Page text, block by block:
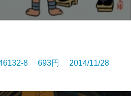
8 693円 2014/11/28